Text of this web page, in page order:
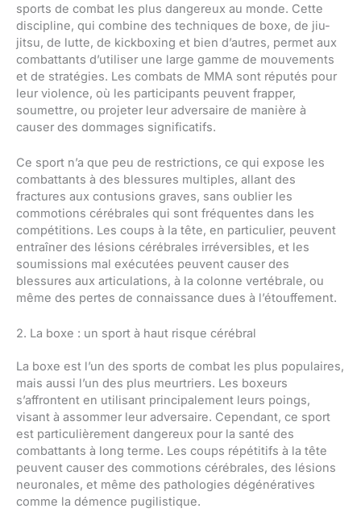
sports de combat les plus dangereux au monde. Cette
discipline, qui combine des techniques de boxe, de jiu-
jitsu, de lutte, de kickboxing et bien d’autres, permet aux
combattants d’utiliser une large gamme de mouvements
et de stratégies. Les combats de MMA sont réputés pour
leur violence, où les participants peuvent frapper,
soumettre, ou projeter leur adversaire de manière à
causer des dommages significatifs.
Ce sport n’a que peu de restrictions, ce qui expose les
combattants à des blessures multiples, allant des
fractures aux contusions graves, sans oublier les
commotions cérébrales qui sont fréquentes dans les
compétitions. Les coups à la tête, en particulier, peuvent
entraîner des lésions cérébrales irréversibles, et les
soumissions mal exécutées peuvent causer des
blessures aux articulations, à la colonne vertébrale, ou
même des pertes de connaissance dues à l’étouffement.
2. La boxe : un sport à haut risque cérébral
La boxe est l’un des sports de combat les plus populaires,
mais aussi l’un des plus meurtriers. Les boxeurs
s’affrontent en utilisant principalement leurs poings,
visant à assommer leur adversaire. Cependant, ce sport
est particulièrement dangereux pour la santé des
combattants à long terme. Les coups répétitifs à la tête
peuvent causer des commotions cérébrales, des lésions
neuronales, et même des pathologies dégénératives
comme la démence pugilistique.